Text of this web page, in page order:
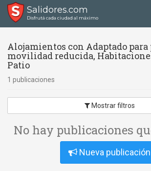
Salidores.com
Disfrutá cada ciudad al máximo
Alojamientos con Adaptado para
movilidad reducida,
Patio
1 publicaciones
Mostrar filtros
No hay publicaciones
Nueva publicación